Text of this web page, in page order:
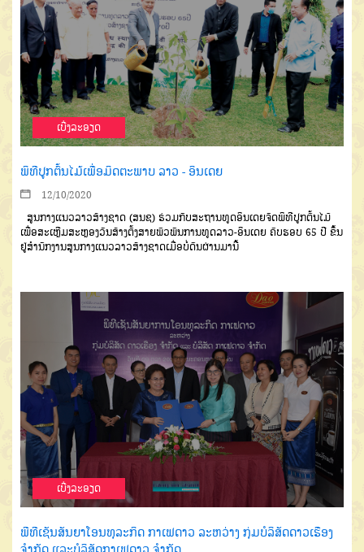
ເບີ່ງລະອຽດ
ພິທີປູກຕົ້ນໄມ້ເພື່ອມິດຕະພາບ ລາວ - ອິນເດຍ
12/10/2020
ສູນ​ກາງ​ແນວ​ລາວ​ສ້າງ​ຊາດ (ສນຊ) ຮ່ວມ​ກັບສະຖານທູດ​ອິນ​ເດຍຈັດ​ພິທີ​ປູກ​ຕົ້ນໄມ້​
ເພື່ອ​ສະເຫຼີມສະຫຼອງ​ວັນ​ສ້າງຕັ້ງ​ສາຍ​ພົວພັນ​ການ​ທູດ​ລາວ​-​ອິນ​ເດຍ ຄົບຮອບ 65 ປີ ຂຶ້ນ​
ຢູ່​ສຳນັກງານ​ສູນ​ກາງ​ແນວ​ລາວ​ສ້າງ​ຊາດເມື່ອບໍ່​ດົນຜ່ານ​ມານີ້
ເບີ່ງລະອຽດ
ພີທີເຊັນສັນຍາໂອນທຸລະກິດ ກາເຟດາວ ລະຫວ່າງ ກຸ່ມບໍລິສັດດາວເຮືອງ